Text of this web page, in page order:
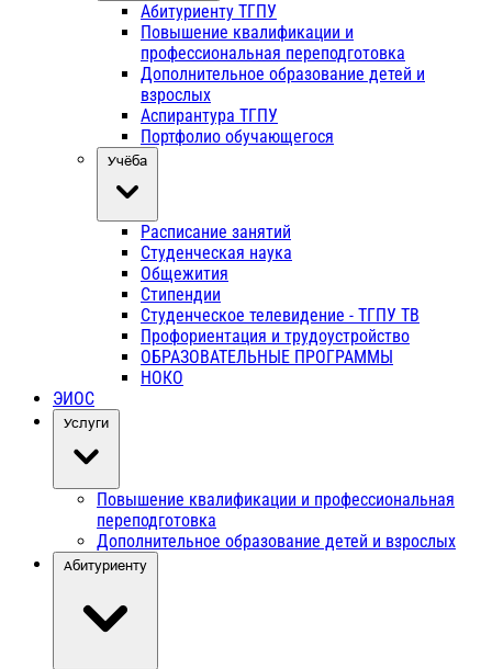
Абитуриенту ТГПУ
Повышение квалификации и
профессиональная переподготовка
Дополнительное образование детей и
взрослых
Аспирантура ТГПУ
Портфолио обучающегося
Учёба
Расписание занятий
Студенческая наука
Общежития
Стипендии
Студенческое телевидение - ТГПУ ТВ
Профориентация и трудоустройство
ОБРАЗОВАТЕЛЬНЫЕ ПРОГРАММЫ
НОКО
ЭИОС
Услуги
Повышение квалификации и профессиональная
переподготовка
Дополнительное образование детей и взрослых
Абитуриенту